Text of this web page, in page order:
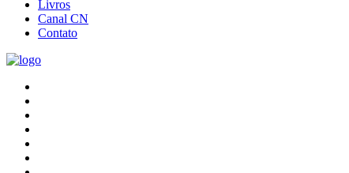
Livros
Canal CN
Contato